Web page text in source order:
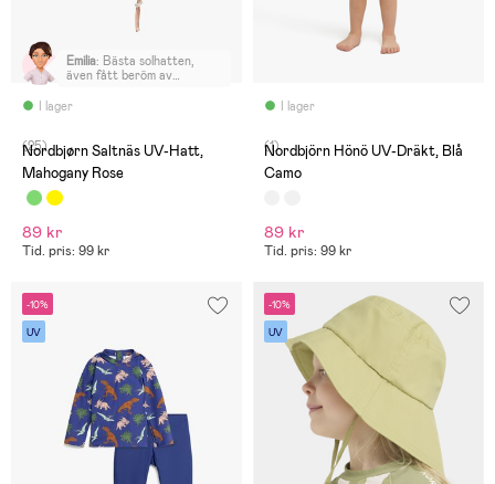
I lager
Emilia: Bästa solhatten,
även fått beröm av
längre i bak så nacken
och snart 3 åringen kan
även göra det själv.
(25)
Nordbjørn Saltnäs UV-Hatt,
Mahogany Rose
89 kr
Tid. pris: 99 kr
I lager
(1)
Nordbjörn Hönö UV-Dräkt, Blå
Camo
89 kr
Tid. pris: 99 kr
-10%
UV
-10%
UV